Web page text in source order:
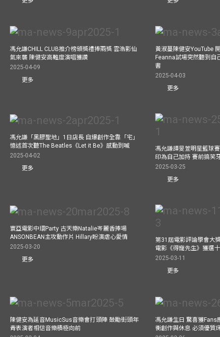
馮允謙CHILL CLUB推介榜頒獎禮捧兩獎 雲浩影仙
氣來襲 陳健安高難度演唱獲讚
2025-04-09
更多
黃淑蔓陳健安YouTube
Feanna試場突然聽到自
書
2025-04-03
更多
馮允謙「黑膠聖地」1日店長 自爆創作全靠「宅」
憶述首次聽The Beatles《Let it Be》感動到喊
2025-04-02
更多
馮允謙譚旻萱明星籃球
印為自己加持 賽前搞笑
2025-03-25
更多
寰亞電影中環Party 古天樂Natalie岑麗香捧場
ANSONBEAN主攻動作片 Hillary盼演虐心愛情
2025-03-20
更多
第31屆電影評論學會大
電影《得寵先生》獲選
2025-03-11
更多
陳健安為延音MusicSus音樂會打頭陣 鼓勵街頭年
青表演者相信音樂積極向前
馮允謙生日 驚喜獲Fans
衡創作與休息 必須優質